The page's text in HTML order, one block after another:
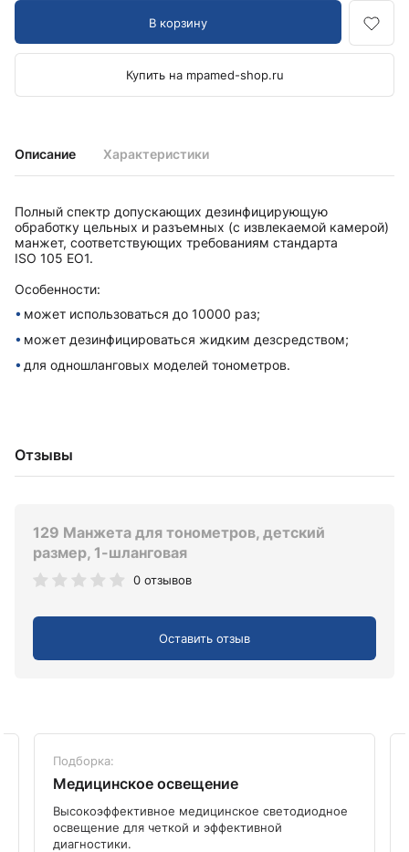
Описание Характеристики
Полный спектр допускающих дезинфицирующую
обработку цельных и разъемных (с извлекаемой камерой)
манжет, соответствующих требованиям стандарта
ISO 105 EO1.
Особенности:
может использоваться до 10000 раз;
может дезинфицироваться жидким дезсредством;
для одношланговых моделей тонометров.
Отзывы
129 Манжета для тонометров, детский
размер, 1-шланговая
0 отзывов
Оставить отзыв
В корзину
Купить на mpamed-shop.ru
Подборка:
Медицинское освещение
Высокоэффективное медицинское светодиодное
освещение для четкой и эффективной
диагностики.